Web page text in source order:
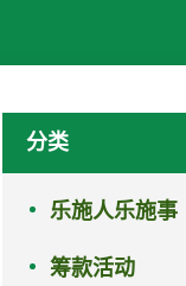
分类
乐施人乐施事
筹款活动